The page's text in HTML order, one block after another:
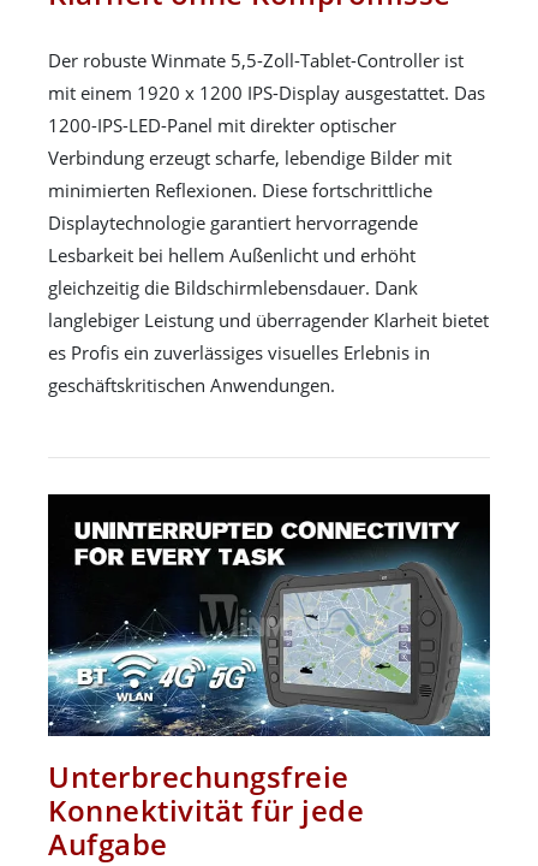
Der robuste Winmate 5,5-Zoll-Tablet-Controller ist
mit einem 1920 x 1200 IPS-Display ausgestattet. Das
1200-IPS-LED-Panel mit direkter optischer
Verbindung erzeugt scharfe, lebendige Bilder mit
minimierten Reflexionen. Diese fortschrittliche
Displaytechnologie garantiert hervorragende
Lesbarkeit bei hellem Außenlicht und erhöht
gleichzeitig die Bildschirmlebensdauer. Dank
langlebiger Leistung und überragender Klarheit bietet
es Profis ein zuverlässiges visuelles Erlebnis in
geschäftskritischen Anwendungen.
Unterbrechungsfreie
Konnektivität für jede
Aufgabe